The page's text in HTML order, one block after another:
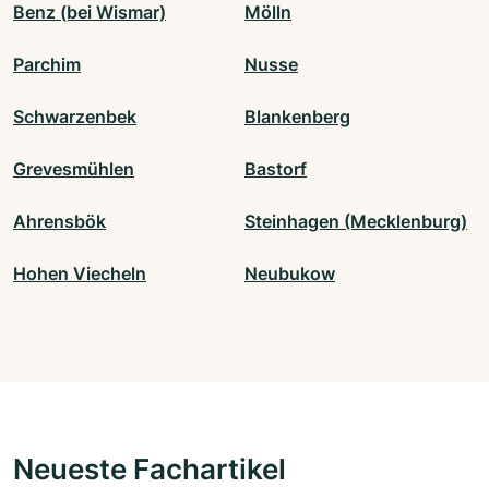
Benz (bei Wismar) Mölln
Parchim Nusse
Schwarzenbek Blankenberg
Grevesmühlen Bastorf
Ahrensbök Steinhagen (Mecklenburg)
Hohen Viecheln Neubukow
Neueste Fachartikel